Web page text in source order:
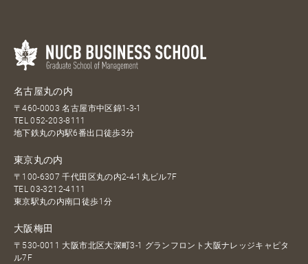
名古屋丸の内
〒460-0003 名古屋市中区錦1-3-1
TEL052-203-8111
地下鉄丸の内駅6番出口徒歩3分
東京丸の内
〒100-6307 千代田区丸の内2-4-1丸ビル7F
TEL03-3212-4111
東京駅丸の内南口徒歩1分
大阪梅田
〒530-0011 大阪市北区大深町3-1 グランフロント大阪ナレッジキャピタ
ル7F